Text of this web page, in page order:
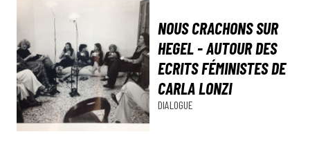
NOUS CRACHONS SUR
HEGEL - AUTOUR DES
ECRITS FÉMINISTES DE
CARLA LONZI
DIALOGUE